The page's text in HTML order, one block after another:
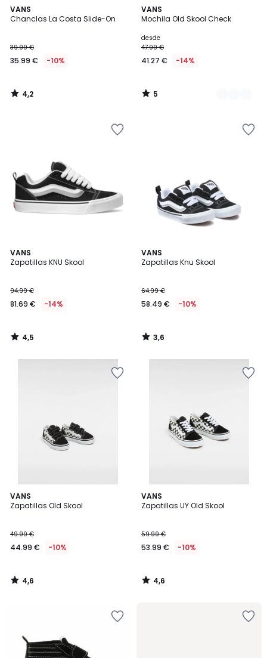
VANS
Chanclas La Costa Slide-On
39.99 €
35.99 € -10%
4,2
/ 5
4,2
/
VANS
Mochila Old Skool Check
desde
47.99 €
41.27 € -14%
5
/
2
Colores
5
/
VANS
Zapatillas KNU Skool
94.99 €
81.69 € -14%
4,5
/ 5
4,5
/
VANS
Zapatillas Knu Skool
64.99 €
58.49 € -10%
3,6
/ 5
3,6
/
VANS
Zapatillas Old Skool
49.99 €
44.99 € -10%
4,6
/ 5
4,6
/
VANS
Zapatillas UY Old Skool
59.99 €
53.99 € -10%
4,6
/ 5
4,6
/